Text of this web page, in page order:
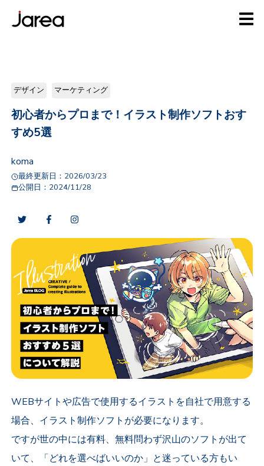
デザイン マーケティング
初心者からプロまで！イラスト制作ソフトおす
すめ5選
koma
最終更新日： 2026/03/23
公開日： 2024/11/28
WEBサイトや広告で使用するイラストを自社で用意する
場合、イラスト制作ソフトが必要になります。
ですが世の中には有料、無料問わず沢山のソフトが出て
いて、「どれを選べばいいのか」と迷っている方もい